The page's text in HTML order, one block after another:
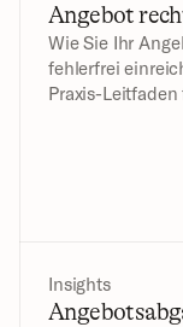
Angebot
Wie Sie Ihr
fehlerfrei
Praxis-
Insights